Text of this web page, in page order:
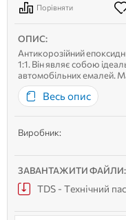
Порівняти
ОПИС:
Антикорозійний
1:1. Він являє собою
автомобільних емалей.
здатність. Може
алюмінієві поверхні, на
Весь опис
Виробник:
ЗАВАНТАЖИТИ ФАЙЛИ:
TDS - Технічний